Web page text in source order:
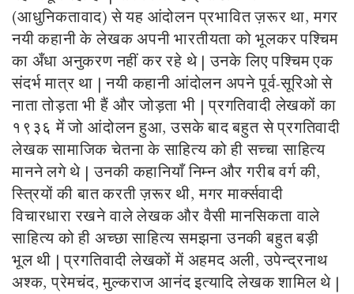
(आधुनिकतावाद) से यह आंदोलन प्रभावित ज़रूर था, मगर
नयी कहानी के लेखक अपनी भारतीयता को भूलकर पश्चिम
का अँधा अनुकरण नहीं कर रहे थे | उनके लिए पश्चिम एक
संदर्भ मात्र था | नयी कहानी आंदोलन अपने पूर्व-सूरिओ से
नाता तोड़ता भी हैं और जोड़ता भी | प्रगतिवादी लेखकों का
१९३६ में जो आंदोलन हुआ, उसके बाद बहुत से प्रगतिवादी
लेखक सामाजिक चेतना के साहित्य को ही सच्चा साहित्य
मानने लगे थे | उनकी कहानियाँ निम्न और गरीब वर्ग की,
स्त्रियों की बात करती ज़रूर थी, मगर मार्क्सवादी
विचारधारा रखने वाले लेखक और वैसी मानसिकता वाले
साहित्य को ही अच्छा साहित्य समझना उनकी बहुत बड़ी
भूल थी | प्रगतिवादी लेखकों में अहमद अली, उपेन्द्रनाथ
अश्क, प्रेमचंद, मुल्कराज आनंद इत्यादि लेखक शामिल थे |